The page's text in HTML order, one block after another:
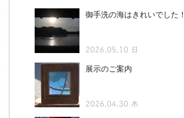
御手洗の海はきれいでした！
2026.05.10 日
展示のご案内
2026.04.30 木